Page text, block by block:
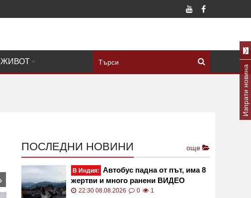
ЖИВОТ
ПОСЛЕДНИ НОВИНИ още
В Индия: Автобус падна от път, има 8
жертви и много ранени ВИДЕО
22:30 08.08.2026 0 1
Изпрати новина